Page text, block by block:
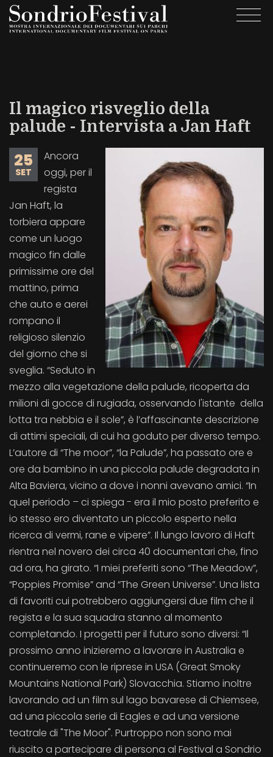
Salta
Il magico risveglio della
palude - Intervista a Jan Haft
25
SET
Ancora
oggi, per il
regista
Jan Haft, la
torbiera appare
come un luogo
magico fin dalle
primissime ore del
mattino, prima
che auto e aerei
rompano il
religioso silenzio
del giorno che si
sveglia. “Seduto in
mezzo alla vegetazione della palude, ricoperta da
milioni di gocce di rugiada, osservando l'istante della
lotta tra nebbia e il sole”, è l’affascinante descrizione
di attimi speciali, di cui ha goduto per diverso tempo.
L’autore di “The moor”, “la Palude”, ha passato ore e
ore da bambino in una piccola palude degradata in
Alta Baviera, vicino a dove i nonni avevano amici. “In
quel periodo – ci spiega - era il mio posto preferito e
io stesso ero diventato un piccolo esperto nella
ricerca di vermi, rane e vipere”. Il lungo lavoro di Haft
rientra nel novero dei circa 40 documentari che, fino
ad ora, ha girato. “I miei preferiti sono “The Meadow”,
“Poppies Promise” and “The Green Universe”. Una lista
di favoriti cui potrebbero aggiungersi due film che il
regista e la sua squadra stanno al momento
completando. I progetti per il futuro sono diversi: “Il
prossimo anno inizieremo a lavorare in Australia e
continueremo con le riprese in USA (Great Smoky
Mountains National Park) Slovacchia. Stiamo inoltre
lavorando ad un film sul lago bavarese di Chiemsee,
ad una piccola serie di Eagles e ad una versione
teatrale di "The Moor". Purtroppo non sono mai
riuscito a partecipare di persona al Festival a Sondrio